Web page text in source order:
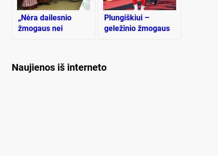
„Nėra dailesnio
žmogaus nei
Plungiškiui –
geležinio žmogaus
Naujienos iš interneto